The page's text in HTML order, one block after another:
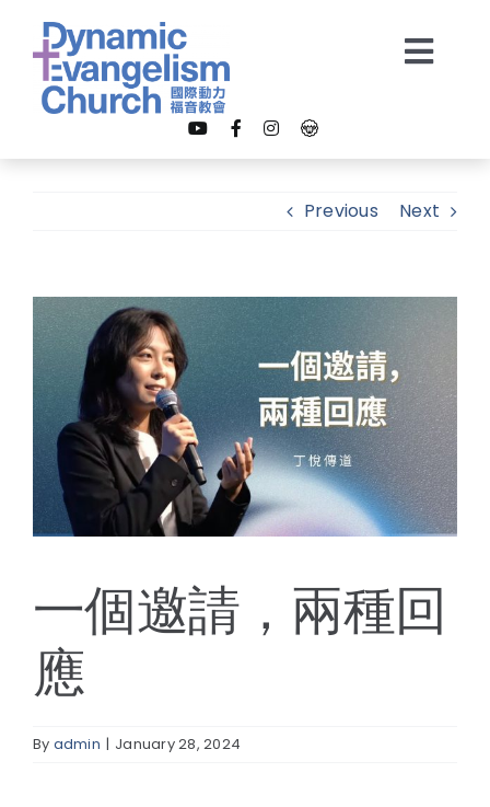
content
教會事工
多媒體
線上報名
Previous Next
View
Larger
Image
一個邀請，兩種回
應
By admin | January 28, 2024